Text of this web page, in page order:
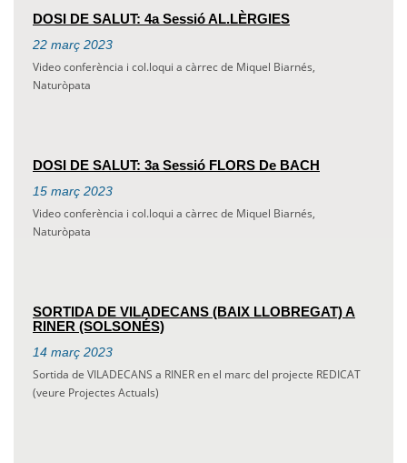
DOSI DE SALUT: 4a Sessió AL.LÈRGIES
22 març 2023
Video conferència i col.loqui a càrrec de Miquel Biarnés,
Naturòpata
DOSI DE SALUT: 3a Sessió FLORS De BACH
15 març 2023
Video conferència i col.loqui a càrrec de Miquel Biarnés,
Naturòpata
SORTIDA DE VILADECANS (BAIX LLOBREGAT) A
RINER (SOLSONÉS)
14 març 2023
Sortida de VILADECANS a RINER en el marc del projecte REDICAT
(veure Projectes Actuals)